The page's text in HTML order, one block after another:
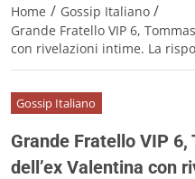
Home / Gossip Italiano /
Grande Fratello VIP 6,
con rivelazioni intime. La
Gossip Italiano
Grande Fratello VIP
dell’ex Valentina con